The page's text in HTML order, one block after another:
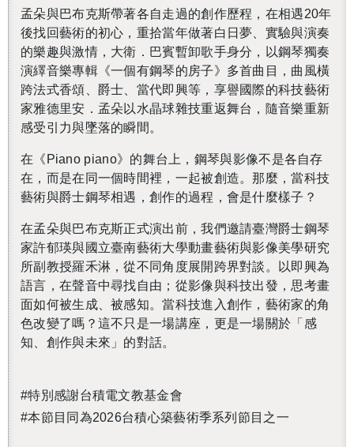
孟朵與巴布克斯帶著各自走過的創作歷程，在相遇20年
後找回藝術的初心，重拾當年做著白日夢、實驗與演奏
的樂趣與激情，大衛．巴賓暫卸歌手身分，以鋼琴獨奏
演繹音樂專輯《一個有鋼琴的房子》多首曲目，曲風橫
跨法式香頌、爵士、當代即興等，享譽國際的科技藝術
家雅德里安．孟朵以水晶球雜技重返舞台，隨音樂重新
感受引力與墜落的瞬間。
在《Piano piano》的舞台上，鋼琴與影像不是各自存
在，而是在同一個時間裡，一起被創造。那麼，當科技
藝術與爵士鋼琴相遇，創作的過程，會是什麼樣子？
在孟朵與巴布克斯正式演出前，我們邀請臺灣爵士鋼琴
家許郁瑛與國立臺南藝術大學動畫藝術與影像美學研究
所副教授羅禾淋，從不同角度展開跨界對談。以即興為
語言，在聲音中尋找自由；從影像與科技出發，思考畫
面如何被生成、被感知。當科技進入創作，藝術家的角
色改變了嗎？這不只是一場講座，更是一場關於「感
知、創作與未來」的對話。
#特別感謝台積電文教基金會
#本節目同為2026台積心築藝術季系列節目之一